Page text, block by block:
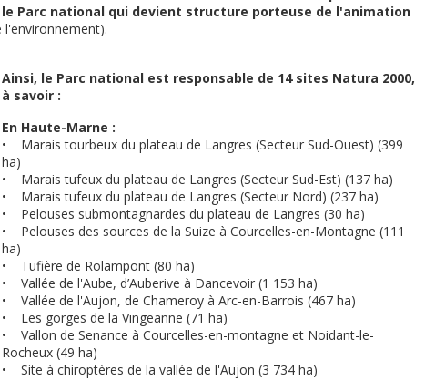
Parc national qui devient structure porteuse de l'animation
l'environnement).
Ainsi, le Parc national est responsable de 14 sites Natura 2000,
à savoir :
En Haute-Marne :
• Marais tourbeux du plateau de Langres (Secteur Sud-Ouest) (399
ha)
• Marais tufeux du plateau de Langres (Secteur Sud-Est) (137 ha)
• Marais tufeux du plateau de Langres (Secteur Nord) (237 ha)
• Pelouses submontagnardes du plateau de Langres (30 ha)
• Pelouses des sources de la Suize à Courcelles-en-Montagne (111
ha)
• Tufière de Rolampont (80 ha)
• Vallée de l'Aube, d’Auberive à Dancevoir (1 153 ha)
• Vallée de l'Aujon, de Chameroy à Arc-en-Barrois (467 ha)
• Les gorges de la Vingeanne (71 ha)
• Vallon de Senance à Courcelles-en-montagne et Noidant-le-
Rocheux (49 ha)
• Site à chiroptères de la vallée de l'Aujon (3 734 ha)